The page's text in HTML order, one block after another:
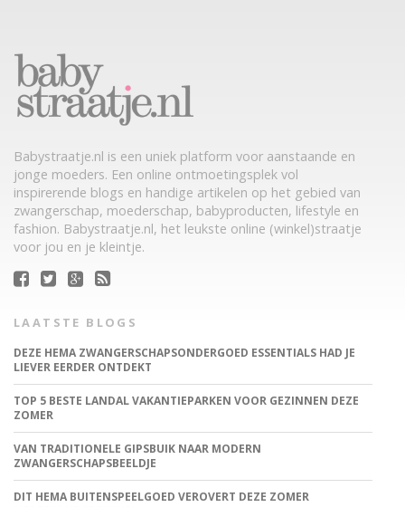
Babystraatje.nl is een uniek platform voor aanstaande en
jonge moeders. Een online ontmoetingsplek vol
inspirerende blogs en handige artikelen op het gebied van
zwangerschap, moederschap, babyproducten, lifestyle en
fashion. Babystraatje.nl, het leukste online (winkel)straatje
voor jou en je kleintje.
LAATSTE BLOGS
DEZE HEMA ZWANGERSCHAPSONDERGOED ESSENTIALS HAD JE
LIEVER EERDER ONTDEKT
TOP 5 BESTE LANDAL VAKANTIEPARKEN VOOR GEZINNEN DEZE
ZOMER
VAN TRADITIONELE GIPSBUIK NAAR MODERN
ZWANGERSCHAPSBEELDJE
DIT HEMA BUITENSPEELGOED VEROVERT DEZE ZOMER